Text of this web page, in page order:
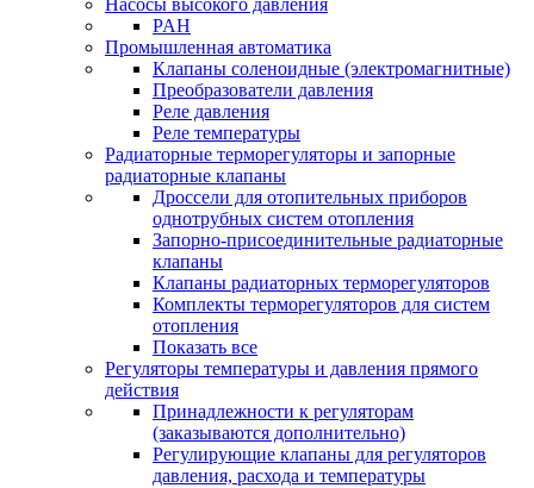
Насосы высокого давления
PAH
Промышленная автоматика
Клапаны соленоидные (электромагнитные)
Преобразователи давления
Реле давления
Реле температуры
Радиаторные терморегуляторы и запорные
радиаторные клапаны
Дроссели для отопительных приборов
однотрубных систем отопления
Запорно-присоединительные радиаторные
клапаны
Клапаны радиаторных терморегуляторов
Комплекты терморегуляторов для систем
отопления
Показать все
Регуляторы температуры и давления прямого
действия
Принадлежности к регуляторам
(заказываются дополнительно)
Регулирующие клапаны для регуляторов
давления, расхода и температуры